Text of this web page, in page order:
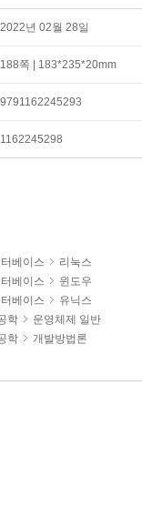
2022년 02월 28일
188쪽 | 183*235*20mm
9791162245293
1162245298
베이스
리눅스
베이스
윈도우
베이스
유닉스
학
운영체제 일반
학 개발방법론